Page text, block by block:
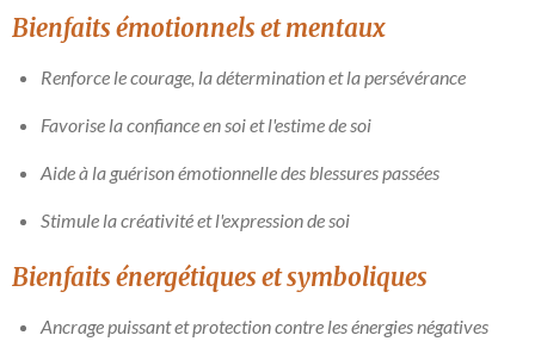
Bienfaits émotionnels et mentaux
Renforce le courage, la détermination et la persévérance
Favorise la confiance en soi et l'estime de soi
Aide à la guérison émotionnelle des blessures passées
Stimule la créativité et l'expression de soi
Bienfaits énergétiques et symboliques
Ancrage puissant et protection contre les énergies négatives